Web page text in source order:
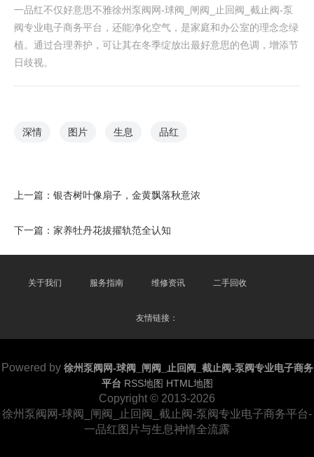
一品红不仅好意思不雅徐州泵阀网-球阀_闸阀_止回阀_截止阀-泵
阀专业电子商务平台，还能净化空气，是家庭和办公室的理念念绿
植。通过合理养护，可让其在冬季绽放出最好意思的色调，增添节
日歧视。
深情 图片 生息 品红
上一篇： 银杏树叶像扇子，金黄飘落秋意浓
下一篇： 家养牡丹花拔擢轨范全认知
关于我们 服务指南 维修资讯 二手回收
友情链接：
Powered by 徐州泵阀网-球阀_闸阀_止回阀_截止阀-泵阀专业电子商务
平台 RSS地图 HTML地图
Copyright © 2013-2026
徐州泵阀网-球阀_闸阀_止回阀_截止阀-泵阀专业电子商务平台-
一品红图片与生息神情全流露